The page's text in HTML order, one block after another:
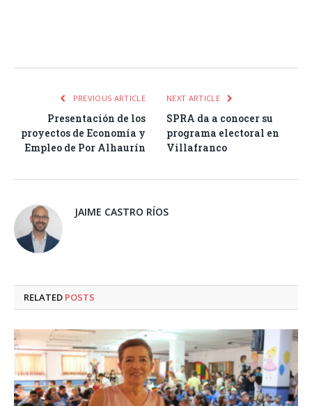
PREVIOUS ARTICLE
Presentación de los
proyectos de Economía y
Empleo de Por Alhaurín
NEXT ARTICLE
SPRA da a conocer su
programa electoral en
Villafranco
JAIME CASTRO RÍOS
RELATED POSTS